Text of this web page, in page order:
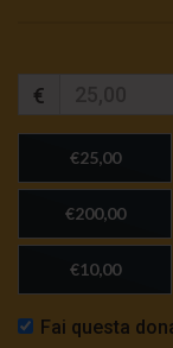
€
€25,00
€200,00
€10,00
Fai questa